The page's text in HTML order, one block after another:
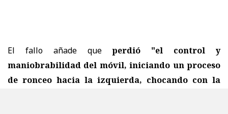
El fallo añade queperdió "el control y
maniobrabilidad del móvil, iniciando un proceso
de ronceo hacia la izquierda, chocando con la